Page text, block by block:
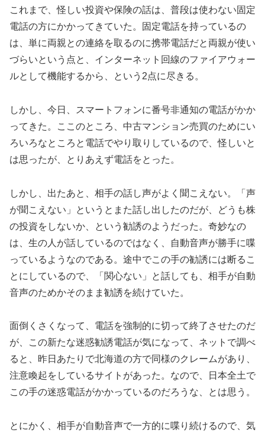
これまで、怪しい投資や保険の話は、普段は使わない固定
電話の方にかかってきていた。固定電話を持っているの
は、単に両親との連絡を取るのに携帯電話だと両親が使い
づらいという点と、インターネット回線のファイアウォー
ルとして機能するから、という2点に尽きる。
しかし、今日、スマートフォンに番号非通知の電話がかか
ってきた。ここのところ、中古マンション売買のためにい
ろいろなところと電話でやり取りしているので、怪しいと
は思ったが、とりあえず電話をとった。
しかし、出たあと、相手の話し声がよく聞こえない。「声
が聞こえない」というとまた話し出したのだが、どうも株
の投資をしないか、という勧誘のようだった。奇妙なの
は、生の人が話しているのではなく、自動音声が勝手に喋
っているようなのである。途中でこの手の勧誘には断るこ
とにしているので、「関心ない」と話しても、相手が自動
音声のためかそのまま勧誘を続けていた。
面倒くさくなって、電話を強制的に切って終了させたのだ
が、この新たな迷惑勧誘電話が気になって、ネットで調べ
ると、昨日あたりで北海道の方で同様のクレームがあり、
注意喚起をしているサイトがあった。なので、日本全土で
この手の迷惑電話がかかっているのだろうな、とは思う。
とにかく、相手が自動音声で一方的に喋り続けるので、気